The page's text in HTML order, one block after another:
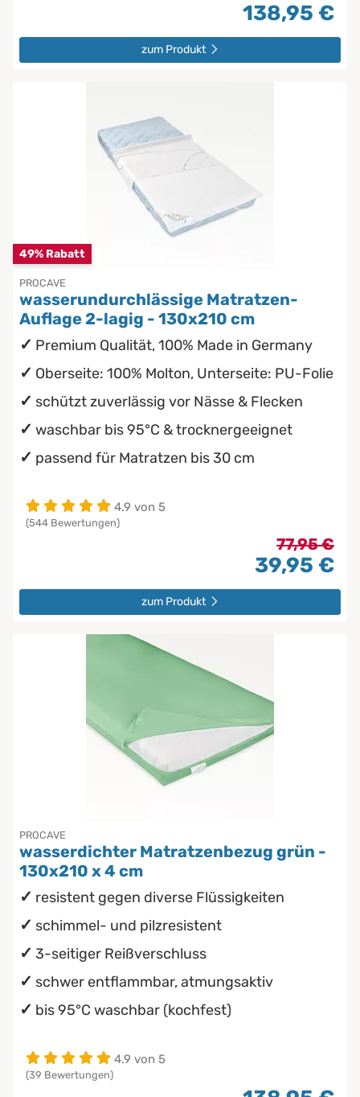
138,95 €
zum Produkt
49% Rabatt
PROCAVE
wasserundurchlässige Matratzen-
Auflage 2-lagig - 130x210 cm
Premium Qualität, 100% Made in Germany
Oberseite: 100% Molton, Unterseite: PU-Folie
schützt zuverlässig vor Nässe & Flecken
waschbar bis 95°C & trocknergeeignet
passend für Matratzen bis 30 cm
4.9 von 5
(544 Bewertungen)
77,95 €
39,95 €
zum Produkt
PROCAVE
wasserdichter Matratzenbezug grün -
130x210 x 4 cm
resistent gegen diverse Flüssigkeiten
schimmel- und pilzresistent
3-seitiger Reißverschluss
schwer entflammbar, atmungsaktiv
bis 95°C waschbar (kochfest)
4.9 von 5
(39 Bewertungen)